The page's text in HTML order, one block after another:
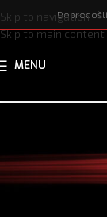
Skip to navigation
Skip to main content
MENU
Oglas za